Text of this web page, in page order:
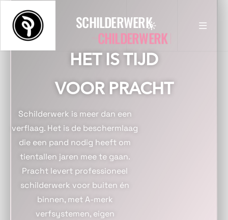
SCHILDERWERK
HET IS TIJD
VOOR PRACHT
Schilderwerk is meer dan een
verflaag. Het is de beschermlaag
die een pand nodig heeft om
tientallen jaren mee te gaan.
Pracht levert professioneel
schilderwerk voor buiten én
binnen, met A-merk
verfsystemen, eigen